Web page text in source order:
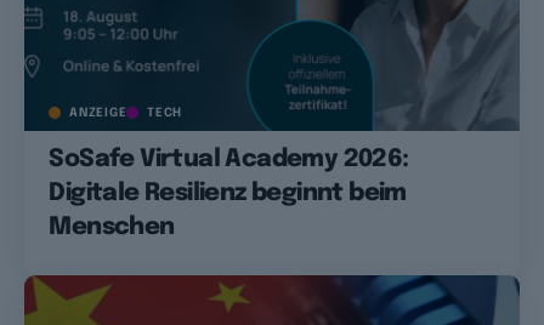
ANZEIGE TECH
SoSafe Virtual Academy 2026:
Digitale Resilienz beginnt beim
Menschen